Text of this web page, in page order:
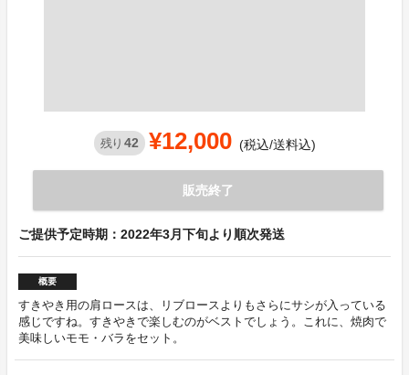
残り 42 ¥12,000 (税込/送料込)
販売終了
ご提供予定時期：2022年3月下旬より順次発送
概要
すきやき用の肩ロースは、リブロースよりもさらにサシが入っている
感じですね。すきやきで楽しむのがベストでしょう。これに、焼肉で
美味しいモモ・バラをセット。